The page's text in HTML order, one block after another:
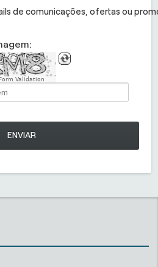
de comunicações, ofertas ou
Form Validation
ENVIAR